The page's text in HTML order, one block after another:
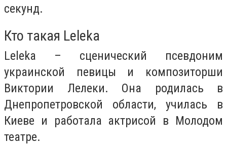
секунд.
Кто такая Leleka
Leleka – сценический псевдоним
украинской певицы и композиторши
Виктории Лелеки. Она родилась в
Днепропетровской области, училась в
Киеве и работала актрисой в Молодом
театре.